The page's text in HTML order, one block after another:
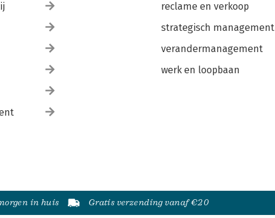
reclame en verkoop
strategisch management
verandermanagement
werk en loopbaan
in huis Gratis verzending vanaf €20